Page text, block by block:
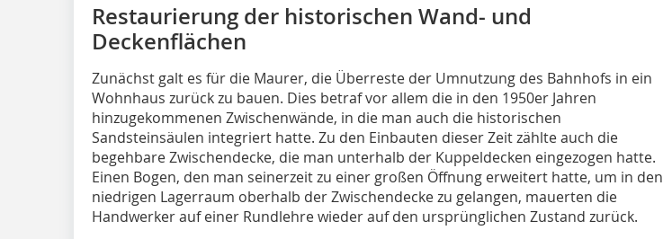
Restaurierung der historischen Wand- und
Deckenflächen
Zunächst galt es für die Maurer, die Überreste der Umnutzung des Bahnhofs in ein
Wohnhaus zurück zu bauen. Dies betraf vor allem die in den 1950er Jahren
hinzugekommenen Zwischenwände, in die man auch die historischen
Sandsteinsäulen integriert hatte. Zu den Einbauten dieser Zeit zählte auch die
begehbare Zwischendecke, die man unterhalb der Kuppeldecken eingezogen hatte.
Einen Bogen, den man seinerzeit zu einer großen Öffnung erweitert hatte, um in den
niedrigen Lagerraum oberhalb der Zwischendecke zu gelangen, mauerten die
Handwerker auf einer Rundlehre wieder auf den ursprünglichen Zustand zurück.